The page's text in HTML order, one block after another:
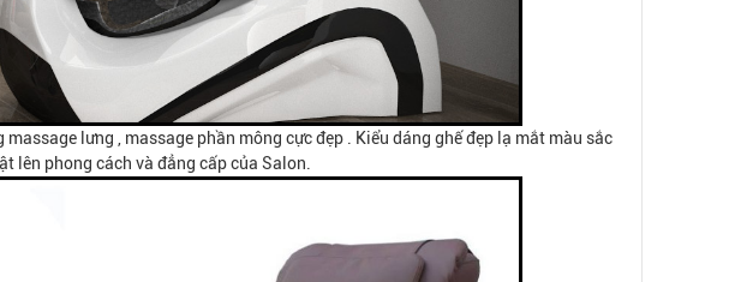
lưng , massage phần mông cực đẹp . Kiểu dáng ghế đẹp lạ mắt màu sắc
lên phong cách và đẳng cấp của Salon.